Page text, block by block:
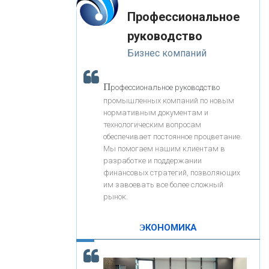
«ЗАПСИБКОМБАНК»
«РОСЕВРОБАНК»
«ПРЕСС-СЛУЖБА ВТБ24»
«АВТОГРАДБАНК»
«ПРОМРЕГИОНБАНК»
ОНАС
КОНТАКТЫ
корость - один из главных трендов в
кредитовании бизнеса - «Интервью»
-- Лучшее, что можно сделать с хорошим советом, это
пропустить его мимо ушей. Он никогда не бывает
полезен никому, кроме того, кто его дал.
-- Люблю давать советы и очень не люблю, когда их
дают мне.
Профессиональное
руководство
Бизнес компаний
Профессиональное руководство
промышленных компаний по новым
нормативным документам и
технологическим вопросам
обеспечивает постоянное процветание.
Мы помогаем нашим клиентам в
разработке и поддержании
финансовых стратегий, позволяющих
им завоевать все более сложный
рынок.
ЭКОНОМИКА